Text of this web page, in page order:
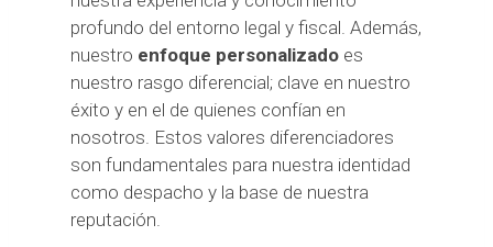
profundo del entorno legal y fiscal. Además,
nuestro enfoque personalizado es
nuestro rasgo diferencial; clave en nuestro
éxito y en el de quienes confían en
nosotros. Estos valores diferenciadores
son fundamentales para nuestra identidad
como despacho y la base de nuestra
reputación.